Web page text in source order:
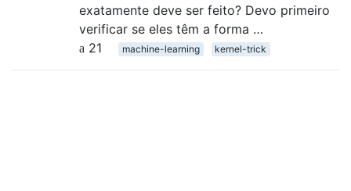
exatamente deve ser feito? Devo primeiro
verificar se eles têm a forma …
21
machine-learning kernel-trick